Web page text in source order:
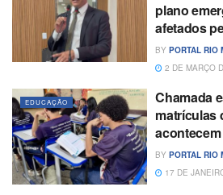
plano
afetados
BY PORTAL RIO
2 DE MARÇO
EDUCAÇÃO
Chamada
matrículas
acontecem
BY PORTAL RIO
17 DE